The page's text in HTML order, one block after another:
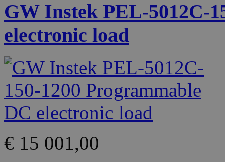
GW Instek PEL-5012C-
electronic load
€ 15 001,00